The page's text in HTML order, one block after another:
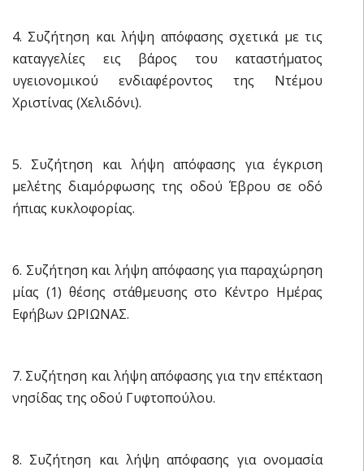
4. Συζήτηση και λήψη απόφασης σχετικά με τις
καταγγελίες εις βάρος του καταστήματος
υγειονομικού ενδιαφέροντος της Ντέμου
Χριστίνας (Χελιδόνι).
5. Συζήτηση και λήψη απόφασης για έγκριση
μελέτης διαμόρφωσης της οδού Έβρου σε οδό
ήπιας κυκλοφορίας.
6. Συζήτηση και λήψη απόφασης για παραχώρηση
μίας (1) θέσης στάθμευσης στο Κέντρο Ημέρας
Εφήβων ΩΡΙΩΝΑΣ.
7. Συζήτηση και λήψη απόφασης για την επέκταση
νησίδας της οδού Γυφτοπούλου.
8. Συζήτηση και λήψη απόφασης για ονομασία